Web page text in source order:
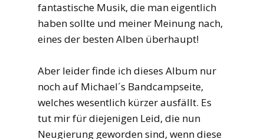
fantastische Musik, die man eigentlich
haben sollte und meiner Meinung nach,
eines der besten Alben überhaupt!
Aber leider finde ich dieses Album nur
noch auf Michael´s Bandcampseite,
welches wesentlich kürzer ausfällt. Es
tut mir für diejenigen Leid, die nun
Neugierung geworden sind, wenn diese